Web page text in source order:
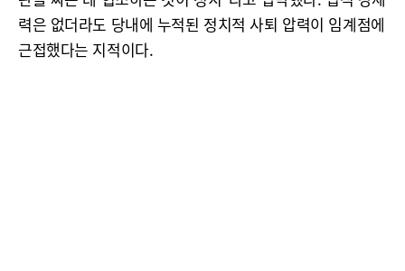
력은 없더라도 당내에 누적된 정치적 사퇴 압력이 임계점에
근접했다는 지적이다.